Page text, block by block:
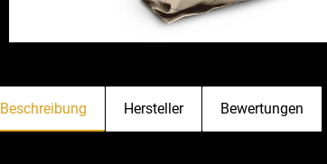
Beschreibung Hersteller Bewertungen